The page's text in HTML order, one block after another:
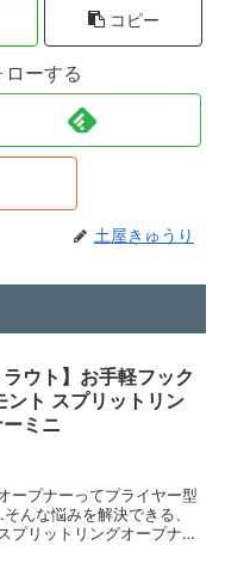
コピー
ーする
土屋きゅうり
ラウト】お手軽フック
ント スプリットリン
ミニ
ープナーってプライヤー型
んな悩みを解決できる、
プリットリングオープナー